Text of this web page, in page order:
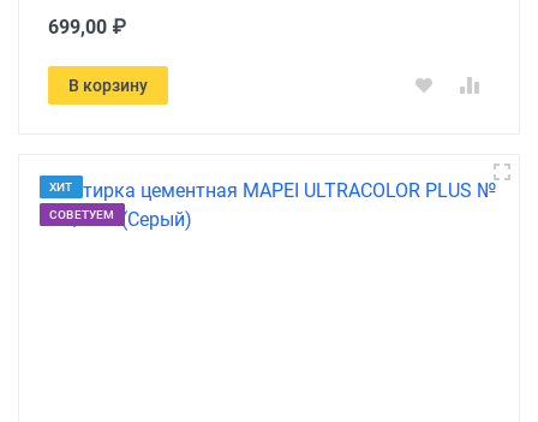
699,00 ₽
В корзину
ХИТ
СОВЕТУЕМ